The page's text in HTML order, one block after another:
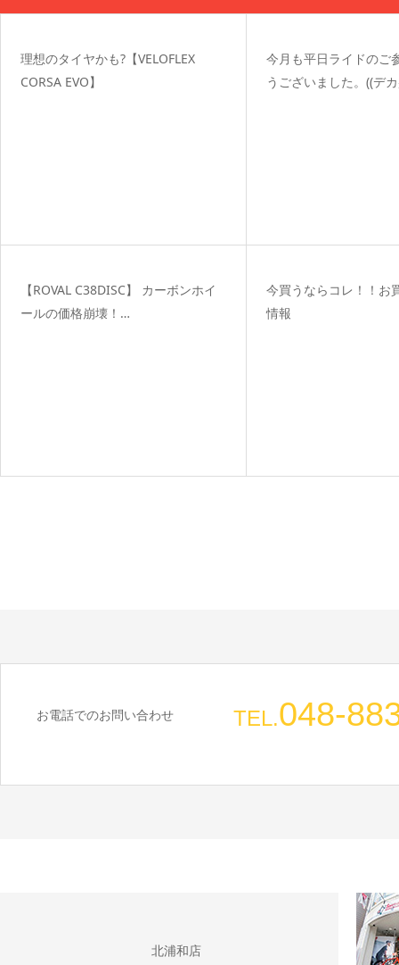
理想のタイヤかも?【VELOFLEX
CORSA EVO】
今月も平日ライドのご
うございました。((デ
【ROVAL C38DISC】 カーボンホイ
ールの価格崩壊！…
今買うならコレ！！お
情報
お電話でのお問い合わせ TEL.048-
北浦和店